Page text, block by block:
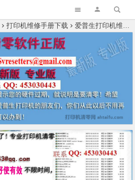
打印机维修手册下载 爱普生打印机维修资料